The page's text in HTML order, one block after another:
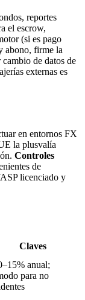
reportes
el escrow,
(si es pago
abono, firme la
de datos de
externas es
en entornos FX
la plusvalía
Controles
de
licenciado y
Claves
anual;
para no